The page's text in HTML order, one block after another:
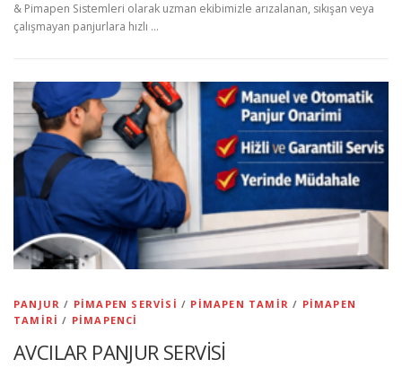
& Pimapen Sistemleri olarak uzman ekibimizle arızalanan, sıkışan veya
çalışmayan panjurlara hızlı …
PANJUR / PIMAPEN SERVISI / PIMAPEN TAMIR / PIMAPEN
TAMIRI / PIMAPENCI
AVCILAR PANJUR SERVİSİ